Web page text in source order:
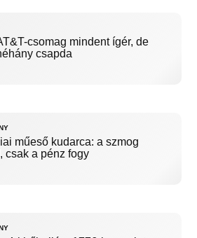
csomag mindent ígér, de
csapda
műeső kudarca: a szmog
csak a pénz fogy